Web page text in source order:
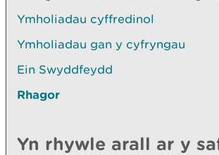
Ymholiadau cyffredinol
Ymholiadau gan y cyfryngau
Ein Swyddfeydd
Rhagor
Yn rhywle arall ar y